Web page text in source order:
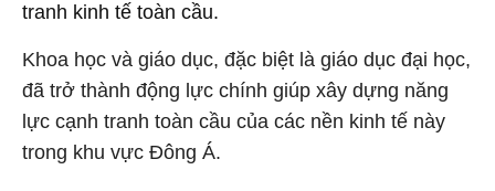
tranh kinh tế toàn cầu.
Khoa học và giáo dục, đặc biệt là giáo dục đại học,
đã trở thành động lực chính giúp xây dựng năng
lực cạnh tranh toàn cầu của các nền kinh tế này
trong khu vực Đông Á.